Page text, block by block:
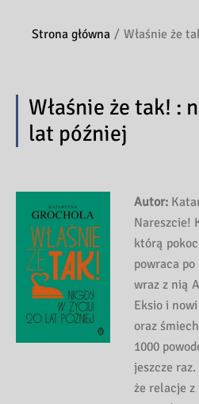
Strona główna Właśnie że
Właśnie że tak! :
lat później
Autor:
Nareszcie!
którą
powraca
wraz z nią
Eksio i
oraz
1000
jeszcze
że relacje